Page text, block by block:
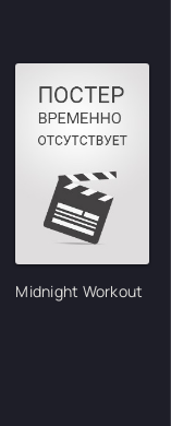
Midnight Workout